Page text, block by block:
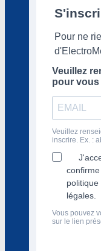
Pour ne
Veuillez
pour
Veuillez
inscrire. Ex. :
légales.
Vous pouvez
sur le lien